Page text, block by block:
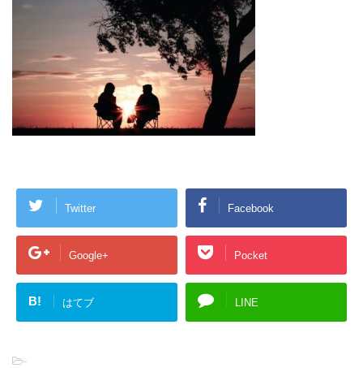
Twitter Facebook
Google+ Pocket
B! はてブ LINE
-